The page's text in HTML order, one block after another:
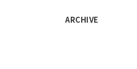
ARCHIVE